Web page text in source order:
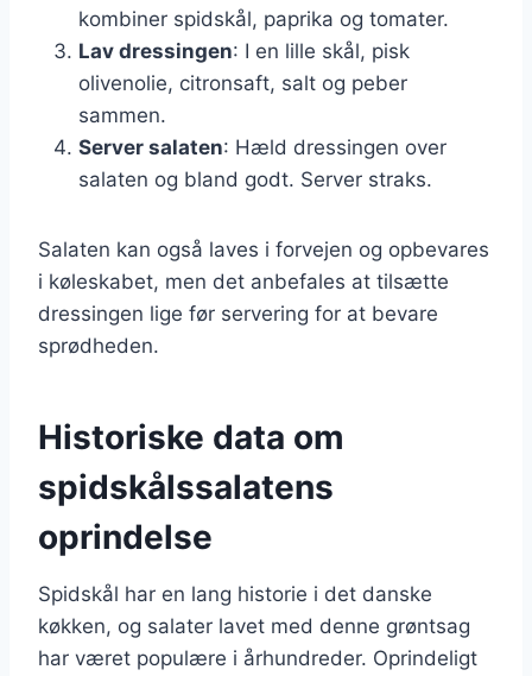
kombiner spidskål, paprika og tomater.
Lav dressingen: I en lille skål, pisk
olivenolie, citronsaft, salt og peber
sammen.
Server salaten: Hæld dressingen over
salaten og bland godt. Server straks.
Salaten kan også laves i forvejen og opbevares
i køleskabet, men det anbefales at tilsætte
dressingen lige før servering for at bevare
sprødheden.
Historiske data om
spidskålssalatens
oprindelse
Spidskål har en lang historie i det danske
køkken, og salater lavet med denne grøntsag
har været populære i århundreder. Oprindeligt